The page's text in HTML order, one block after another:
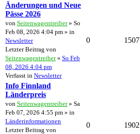
Änderungen und Neue
Pässe 2026
von Seitenwagentreiber» So
Feb 08, 2026 4:04 pm » in
Newsletter
Letzter Beitrag von
Seitenwagentreiber« So Feb
08, 2026 4:04 pm
Verfasst in Newsletter
0 1507
Info Finnland
Länderpreis
von Seitenwagentreiber» Sa
Feb 07, 2026 4:55 pm » in
Länderinformationen
Letzter Beitrag von
0 1902